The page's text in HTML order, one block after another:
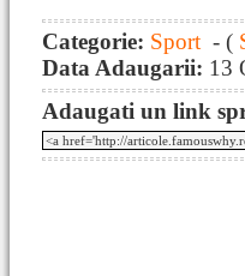
Categorie: Sport - (
Data Adaugarii: 13
Adaugati un link